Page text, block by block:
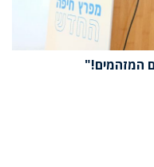
המזהמים!"